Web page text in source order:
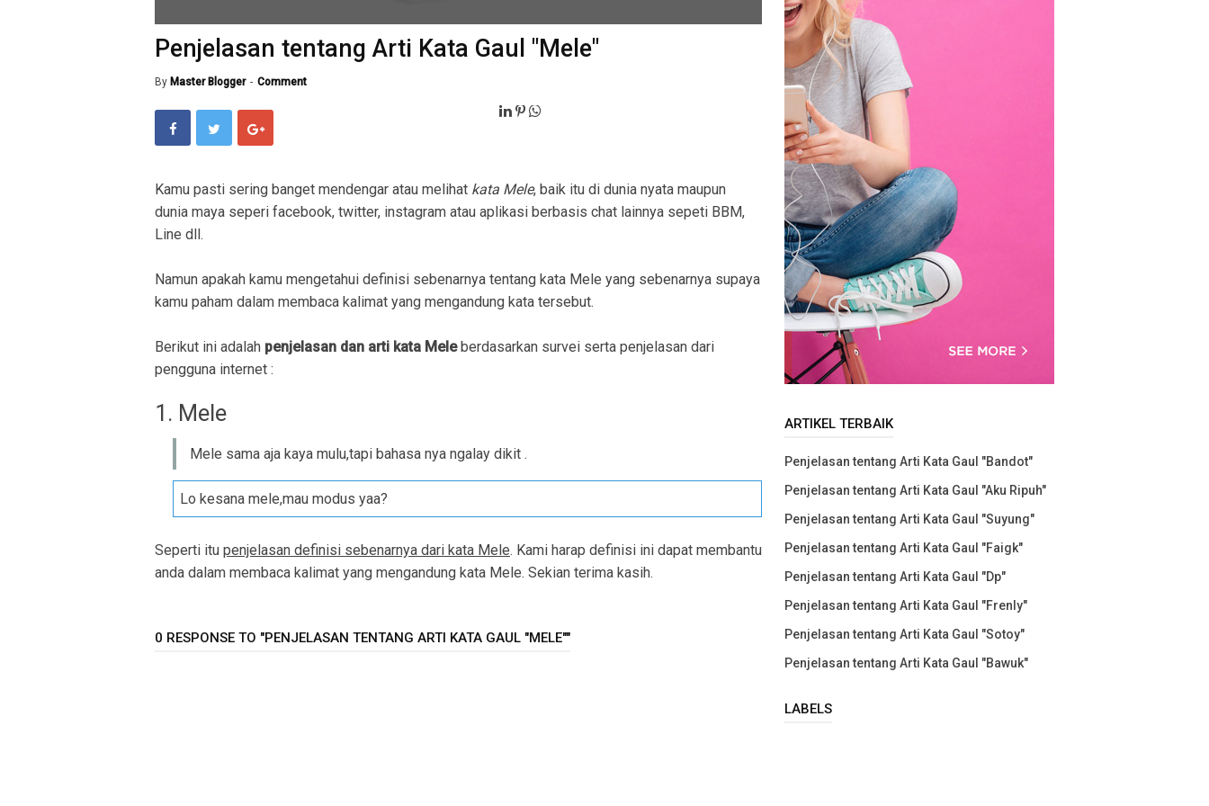
Penjelasan tentang Arti Kata Gaul "Mele"
By Master Blogger Comment
Kamu pasti sering banget mendengar atau melihat kata Mele, baik itu di dunia nyata maupun
dunia maya seperi facebook, twitter, instagram atau aplikasi berbasis chat lainnya sepeti BBM,
Line dll.
Namun apakah kamu mengetahui definisi sebenarnya tentang kata Mele yang sebenarnya supaya
kamu paham dalam membaca kalimat yang mengandung kata tersebut.
Berikut ini adalah penjelasan dan arti kata Meleberdasarkan survei serta penjelasan dari
pengguna internet :
1. Mele
Mele sama aja kaya mulu,tapi bahasa nya ngalay dikit .
Lo kesana mele,mau modus yaa?
Seperti itu penjelasan definisi sebenarnya dari kata Mele. Kami harap definisi ini dapat membantu
anda dalam membaca kalimat yang mengandung kata Mele. Sekian terima kasih.
0 RESPONSE TO "PENJELASAN TENTANG ARTI KATA GAUL "MELE""
ARTIKEL TERBAIK
Penjelasan tentang Arti Kata Gaul "Bandot"
Penjelasan tentang Arti Kata Gaul "Aku Ripuh"
Penjelasan tentang Arti Kata Gaul "Suyung"
Penjelasan tentang Arti Kata Gaul "Faigk"
Penjelasan tentang Arti Kata Gaul "Dp"
Penjelasan tentang Arti Kata Gaul "Frenly"
Penjelasan tentang Arti Kata Gaul "Sotoy"
Penjelasan tentang Arti Kata Gaul "Bawuk"
LABELS